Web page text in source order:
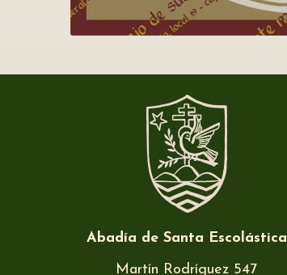
Abadía de Santa Escolástica
Martín Rodríguez 547